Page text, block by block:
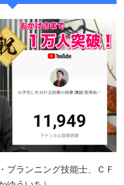
プランニング技能士、ＣＦ